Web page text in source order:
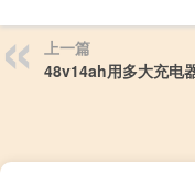
上一篇
48v14ah用多大充电